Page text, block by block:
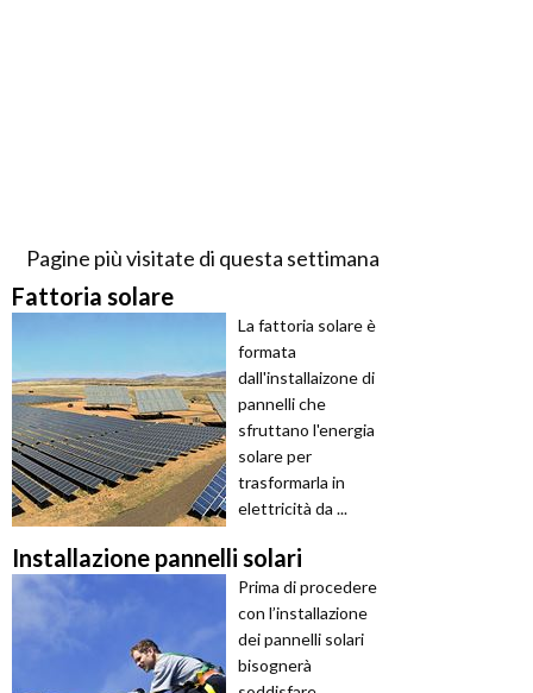
Pagine più visitate di questa settimana
Fattoria solare
La fattoria solare è
formata
dall'installaizone di
pannelli che
sfruttano l'energia
solare per
trasformarla in
elettricità da ...
Installazione pannelli solari
Prima di procedere
con l’installazione
dei pannelli solari
bisognerà